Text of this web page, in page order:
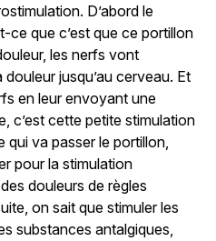
D’abord le
ce que c’est que ce portillon
les nerfs vont
jusqu’au cerveau. Et
en leur envoyant une
c’est cette petite stimulation
qui va passer le portillon,
pour la stimulation
douleurs de règles
on sait que stimuler les
substances antalgiques,